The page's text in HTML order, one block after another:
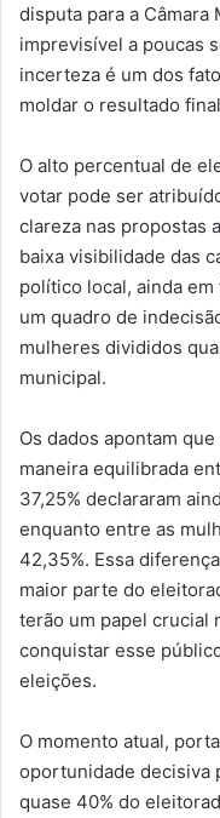
disputa para a
imprevisível a poucas
incerteza é um dos
moldar o resultado
O alto percentual de
votar pode ser
clareza nas propostas
baixa visibilidade das
político local, ainda
um quadro de
mulheres divididos
municipal.
Os dados apontam
maneira equilibrada
37,25% declararam
enquanto entre as
42,35%. Essa
maior parte do
terão um papel crucial
conquistar esse
eleições.
O momento atual,
oportunidade decisiva
quase 40% do